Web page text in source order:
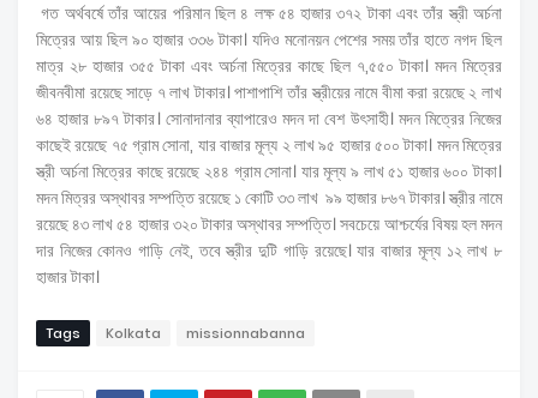
গত অর্থবর্ষে তাঁর আয়ের পরিমান ছিল ৪ লক্ষ ৫৪ হাজার ৩৭২ টাকা এবং তাঁর স্ত্রী অর্চনা
মিত্রের আয় ছিল ৯০ হাজার ৩৩৬ টাকা। যদিও মনোনয়ন পেশের সময় তাঁর হাতে নগদ ছিল
মাত্র ২৮ হাজার ৩৫৫ টাকা এবং অর্চনা মিত্রের কাছে ছিল ৭,৫৫০ টাকা। মদন মিত্রের
জীবনবীমা রয়েছে সাড়ে ৭ লাখ টাকার। পাশাপাশি তাঁর স্ত্রীয়ের নামে বীমা করা রয়েছে ২ লাখ
৬৪ হাজার ৮৯৭ টাকার। সোনাদানার ব্যাপারেও মদন দা বেশ উৎসাহী। মদন মিত্রের নিজের
কাছেই রয়েছে ৭৫ গ্রাম সোনা, যার বাজার মূল্য ২ লাখ ৯৫ হাজার ৫০০ টাকা। মদন মিত্রের
স্ত্রী অর্চনা মিত্রের কাছে রয়েছে ২৪৪ গ্রাম সোনা। যার মূল্য ৯ লাখ ৫১ হাজার ৬০০ টাকা।
মদন মিত্রর অস্থাবর সম্পত্তি রয়েছে ১ কোটি ৩৩ লাখ ৯৯ হাজার ৮৬৭ টাকার। স্ত্রীর নামে
রয়েছে ৪৩ লাখ ৫৪ হাজার ৩২০ টাকার অস্থাবর সম্পত্তি। সবচেয়ে আশ্চর্যের বিষয় হল মদন
দার নিজের কোনও গাড়ি নেই, তবে স্ত্রীর দুটি গাড়ি রয়েছে। যার বাজার মূল্য ১২ লাখ ৮
হাজার টাকা।
Tags Kolkata missionnabanna